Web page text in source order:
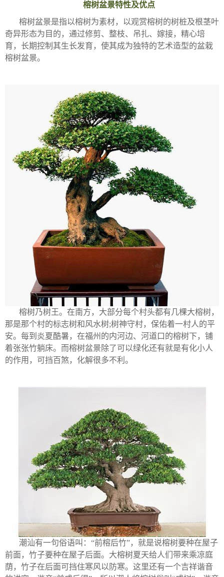
榕树盆景特性及优点
榕树盆景是指以榕树为素材，以观赏榕树的树桩及根茎叶
奇异形态为目的，通过修剪、整枝、吊扎、嫁接，精心培
育，长期控制其生长发育，使其成为独特的艺术造型的盆栽
榕树盆景。
榕树乃树王。在南方，大部分每个村头都有几棵大榕树，
那是那个村的标志树和风水树;树神守村，保佑着一村人的平
安。每到炎夏酷暑，在福州的内河边、河道口的榕树下，铺
着张张竹躺床。而榕树盆景除了可以绿化还有就是有化小人
的作用，可挡百煞，化解很多不利。
潮汕有一句俗语叫：“前榕后竹”，就是说榕树要种在屋子
前面，竹子要种在屋子后面。大榕树夏天给人们带来乘凉庭
荫，竹子在后面可挡住寒风以防寒。这里还有一个吉祥谐音